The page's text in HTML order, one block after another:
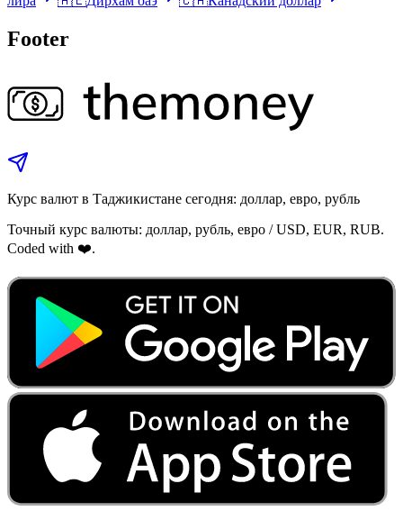
Footer
Курс валют в Таджикистане сегодня: доллар, евро, рубль
Точный курс валюты: доллар, рубль, евро / USD, EUR, RUB.
Coded with ❤️.